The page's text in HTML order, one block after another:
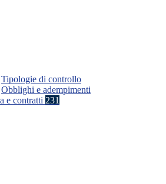
Tipologie di controllo
Obblighi e adempimenti
e contratti 231